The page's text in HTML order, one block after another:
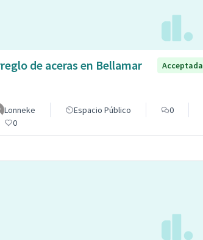
de aceras en Bellamar Acceptada
Lonneke Espacio Público
0
0